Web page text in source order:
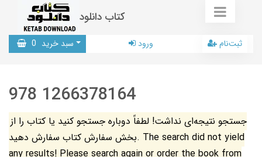
کتاب دانلود
سبد خرید 0 ورود ثبت‌نام
978 1266378164
جستجو نتیجه‌ای نداشت! لطفاً دوباره جستجو کنید یا کتاب را از
بخش سفارش کتاب سفارش دهید. The search did not yield
any results! Please search again or order the book from